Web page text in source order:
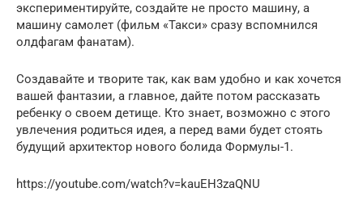
экспериментируйте, создайте не просто машину, а
машину самолет (фильм «Такси» сразу вспомнился
олдфагам фанатам).
Создавайте и творите так, как вам удобно и как хочется
вашей фантазии, а главное, дайте потом рассказать
ребенку о своем детище. Кто знает, возможно с этого
увлечения родиться идея, а перед вами будет стоять
будущий архитектор нового болида Формулы-1.
https://youtube.com/watch?v=kauEH3zaQNU